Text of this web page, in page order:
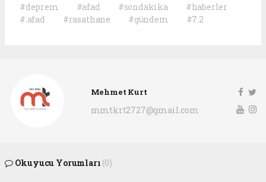
#deprem #afad #sondakika
#haberler
#.afad
#rasathane #gündem #7.2
Mehmet Kurt
mmtkrt2727@gmail.com
Okuyucu Yorumları (0)